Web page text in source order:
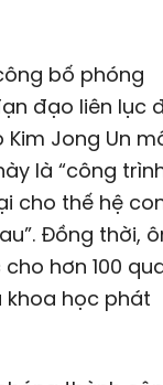
bố phóng
đạo liên lục
Kim Jong Un
là “công
cho thế hệ
Đồng thời,
hơn 100
khoa học phát